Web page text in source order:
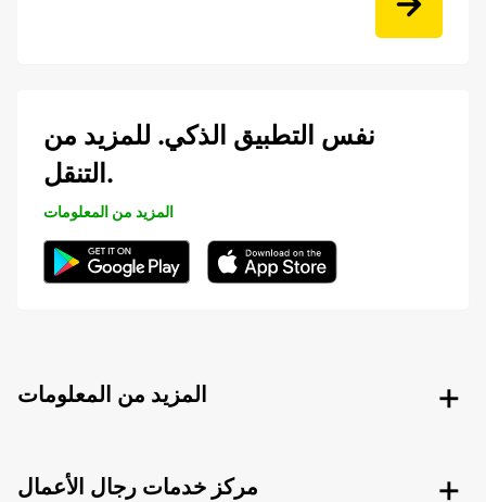
نفس التطبيق الذكي. للمزيد من
التنقل.
المزيد من المعلومات
المزيد من المعلومات
مركز خدمات رجال الأعمال